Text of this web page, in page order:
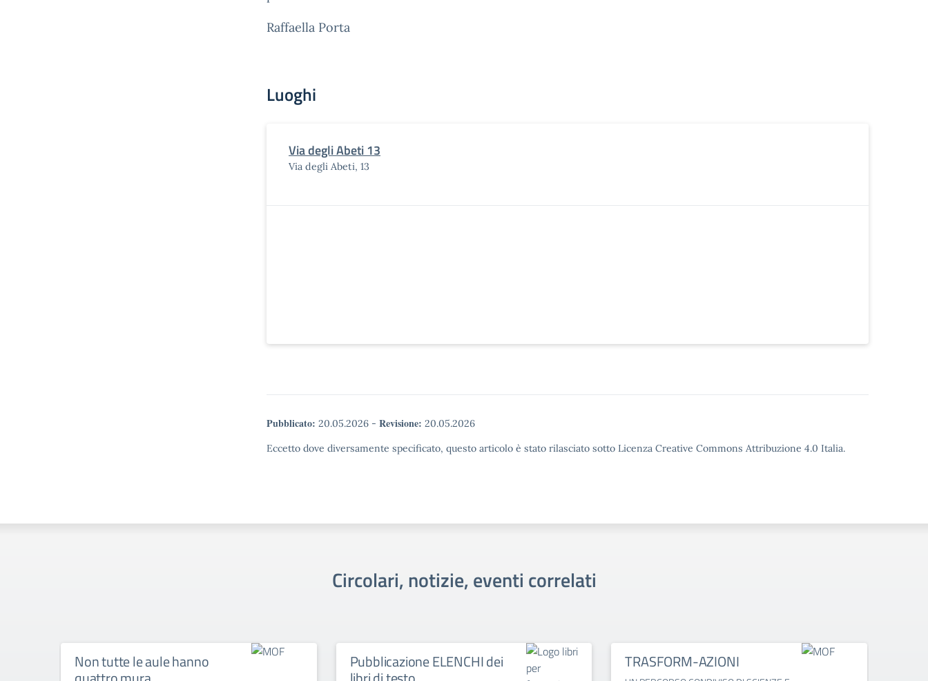
Raffaella Porta
Luoghi
Via degli Abeti 13
Via degli Abeti, 13
Pubblicato: 20.05.2026 - Revisione: 20.05.2026
Eccetto dove diversamente specificato, questo articolo è stato rilasciato sotto Licenza Creative Commons Attribuzione 4.0 Italia.
Circolari, notizie, eventi correlati
Non tutte le aule hanno Pubblicazione ELENCHI dei TRASFORM-AZIONI